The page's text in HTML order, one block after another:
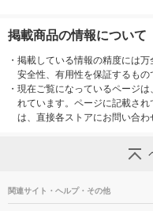
掲載商品の情報について
・ 掲載している情報の精度には万
安全性、有用性を保証するもの
・ 現在ご覧になっているページ
れています。ページに記載さ
は、直接各ストアにお問い合わ
関連サイト・ヘルプ・その他